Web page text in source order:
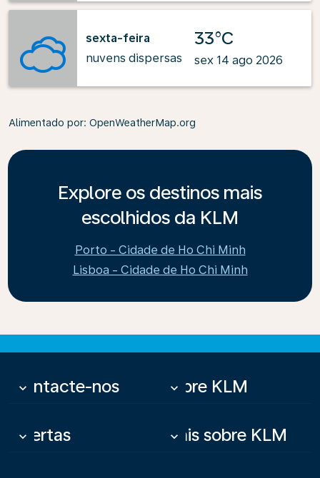
sexta-feira
nuvens dispersas
33°C
sex 14 ago 2026
Alimentado por: OpenWeatherMap.org
Explore os destinos mais
escolhidos da KLM
Porto - Cidade de Ho Chi Minh
Lisboa - Cidade de Ho Chi Minh
Contacte-nos
keyboard_arrow_down Sobre KLM
keyboard_arrow_down
Ofertas
keyboard_arrow_down Mais sobre KLM
keyboard_arrow_down